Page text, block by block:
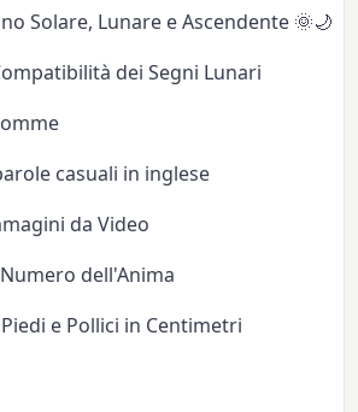
Solare, Lunare e Ascendente 🌞🌙✨
dei Segni Lunari
casuali in inglese
da Video
dell'Anima
e Pollici in Centimetri